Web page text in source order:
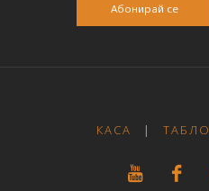
Абонирай се
КАСА | ТАБЛО